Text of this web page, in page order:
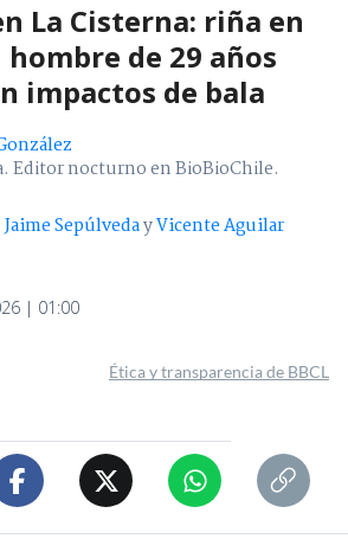
La Cisterna: riña en
de 29 años
impactos de bala
Editor nocturno en BioBioChile.
Jaime SepúlvedayVicente Aguilar
| 01:00
Ética y transparencia de BBCL